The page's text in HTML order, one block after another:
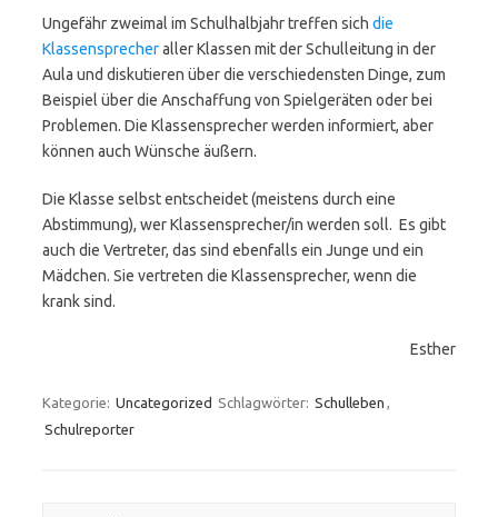
Ungefähr zweimal im Schulhalbjahr treffen sich die
Klassensprecheraller Klassen mit der Schulleitung in der
Aula und diskutieren über die verschiedensten Dinge, zum
Beispiel über die Anschaffung von Spielgeräten oder bei
Problemen. Die Klassensprecher werden informiert, aber
können auch Wünsche äußern.
Die Klasse selbst entscheidet (meistens durch eine
Abstimmung), wer Klassensprecher/in werden soll. Es gibt
auch die Vertreter, das sind ebenfalls ein Junge und ein
Mädchen. Sie vertreten die Klassensprecher, wenn die
krank sind.
Esther
Kategorie: Uncategorized Schlagwörter: Schulleben ,
Schulreporter